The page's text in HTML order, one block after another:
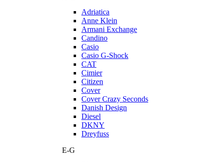
Adriatica
Anne Klein
Armani Exchange
Candino
Casio
Casio G-Shock
CAT
Cimier
Citizen
Cover
Cover Crazy Seconds
Danish Design
Diesel
DKNY
Dreyfuss
E-G